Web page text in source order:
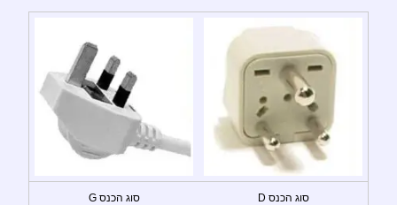
סוג הכנס D סוג הכנס G